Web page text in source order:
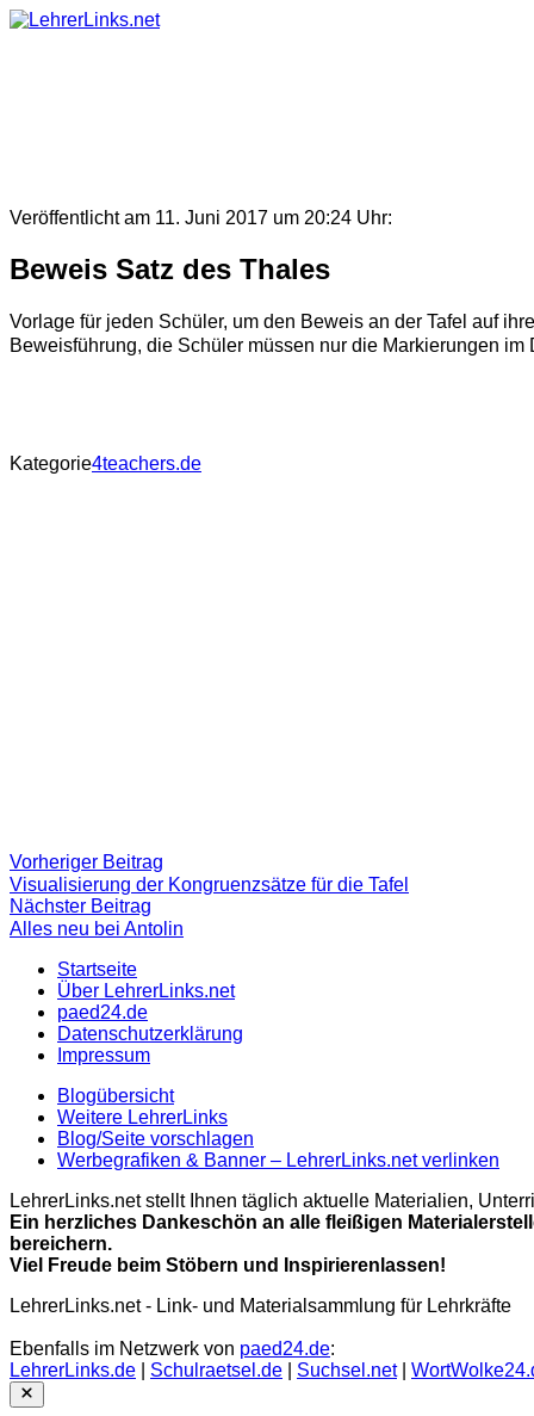
Skip
Veröffentlicht am 11. Juni 2017 um 20:24 Uhr:
Beweis Satz des Thales
Vorlage für jeden Schüler, um den Beweis an der Tafel auf
Beweisführung, die Schüler müssen nur die Markierungen im
Kategorie4teachers.de
Beitragsnavigation
Vorheriger Beitrag
Beitrag:
Visualisierung der Kongruenzsätze für die Tafel
Nächster Beitrag
Beitrag
Alles neu bei Antolin
Startseite
Über LehrerLinks.net
paed24.de
Datenschutzerklärung
Impressum
Blogübersicht
Weitere LehrerLinks
Blog/Seite vorschlagen
Werbegrafiken & Banner – LehrerLinks.net verlinken
LehrerLinks.net stellt Ihnen täglich aktuelle Materialien,
Ein herzliches Dankeschön an alle fleißigen
bereichern.
Viel Freude beim Stöbern und Inspirierenlassen!
LehrerLinks.net - Link- und Materialsammlung für Lehrkräfte
Ebenfalls im Netzwerk von paed24.de:
LehrerLinks.de
Schulraetsel.de Suchsel.net|
Close